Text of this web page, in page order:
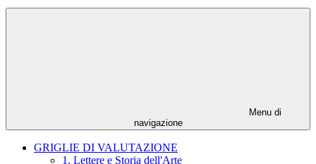
Menu di
navigazione
GRIGLIE DI VALUTAZIONE
1. Lettere e Storia dell'Arte